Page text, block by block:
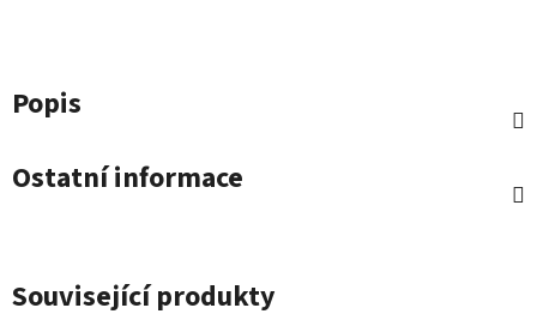
Popis
Ostatní informace
Související produkty